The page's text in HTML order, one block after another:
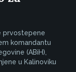
prvostepene
komandantu
(ABiH),
u Kalinoviku